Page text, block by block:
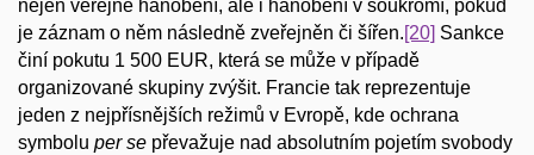
nejen veřejné hanobení, ale i hanobení v soukromí, pokud
je záznam o něm následně zveřejněn či šířen.[20] Sankce
činí pokutu 1 500 EUR, která se může v případě
organizované skupiny zvýšit. Francie tak reprezentuje
jeden z nejpřísnějších režimů v Evropě, kde ochrana
symbolu per se převažuje nad absolutním pojetím svobody